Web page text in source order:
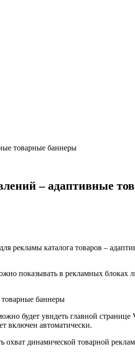
товарные баннеры
– адаптивные
рекламы каталога товаров –
показывать в рекламных блоках
будет увидеть главной
включен автоматически.
динамической товарной